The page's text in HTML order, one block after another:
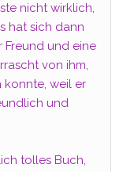
nicht wirklich,
hat sich dann
Freund und eine
von ihm,
konnte, weil er
und
tolles Buch,